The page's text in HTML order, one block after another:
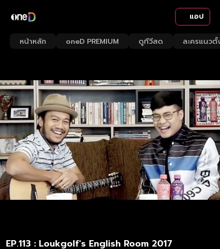
แอป
หน้าหลัก oneD PREMIUM ดูทีวีสด ละครแนวตั้
EP.113 : Loukgolf's English Room 2017